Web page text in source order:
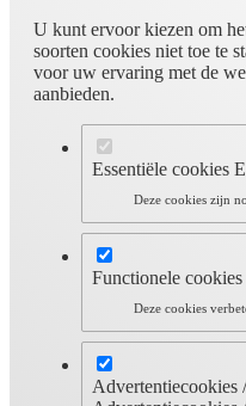
U kunt ervoor kiezen om
soorten cookies niet toe te
voor uw ervaring met de
aanbieden.
Essentiële cookies
Deze cookies zijn
Functionele cookies
Deze cookies
Advertentiecookies